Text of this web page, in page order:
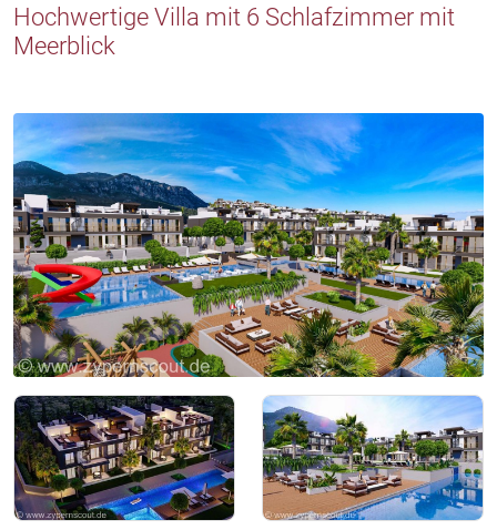
Hochwertige Villa mit 6 Schlafzimmer mit
Meerblick